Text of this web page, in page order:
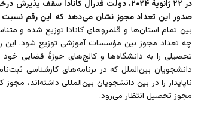
در ۲۲ ژانویۀ ۲۰۲۴، دولت فدرال کانادا سقف پذیرش درخواست‌های
صدور این تعداد مجوز نشان می‌دهد که این رقم نسبت به سال ۲۰۲۳، کاهش ۳۵
بین تمام استان‌ها و قلمروهای کانادا توزیع شده و
چه تعداد مجوز بین مؤسسات آموزشی توزیع شود. این
تحصیلی را به دانشگاه‌ها و کالج‌های حوزۀ قضایی
دانشجویان بین‌الملل که در برنامه‌های کارشناسی
مجوز تحصیل انتظار می‌رود.